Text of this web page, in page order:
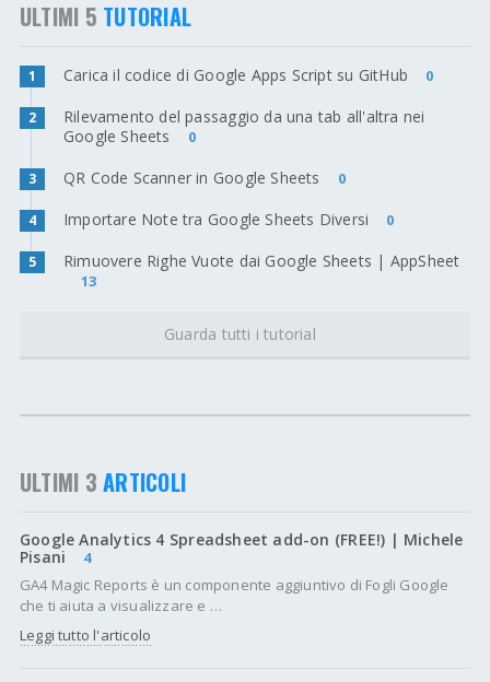
ULTIMI 5 TUTORIAL
1 Carica il codice di Google Apps Script su GitHub 0
2
Rilevamento del passaggio da una tab all'altra nei
Google Sheets
0
3 QR Code Scanner in Google Sheets 0
4 Importare Note tra Google Sheets Diversi 0
5 Rimuovere Righe Vuote dai Google Sheets | AppSheet
13
Guarda tutti i tutorial
ULTIMI 3ARTICOLI
Google Analytics 4 Spreadsheet add-on (FREE!) | Michele
Pisani
4
GA4 Magic Reports è un componente aggiuntivo di Fogli Google
che ti aiuta a visualizzare e …
Leggi tutto l'articolo